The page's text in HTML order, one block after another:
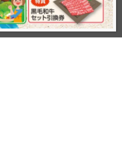
ハシ – 創業128年の老舗. All rights